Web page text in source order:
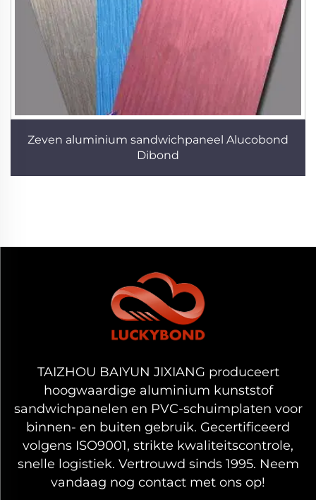
Zeven aluminium sandwichpaneel Alucobond
Dibond
TAIZHOU BAIYUN JIXIANG produceert
hoogwaardige aluminium kunststof
sandwichpanelen en PVC-schuimplaten voor
binnen- en buiten gebruik. Gecertificeerd
volgens ISO9001, strikte kwaliteitscontrole,
snelle logistiek. Vertrouwd sinds 1995. Neem
vandaag nog contact met ons op!